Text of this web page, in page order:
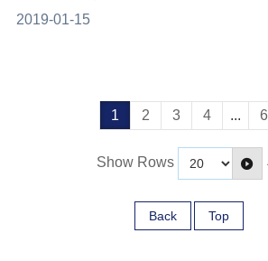
2019-01-15
1 2 3 4 ... 6
Show Rows
Back Top